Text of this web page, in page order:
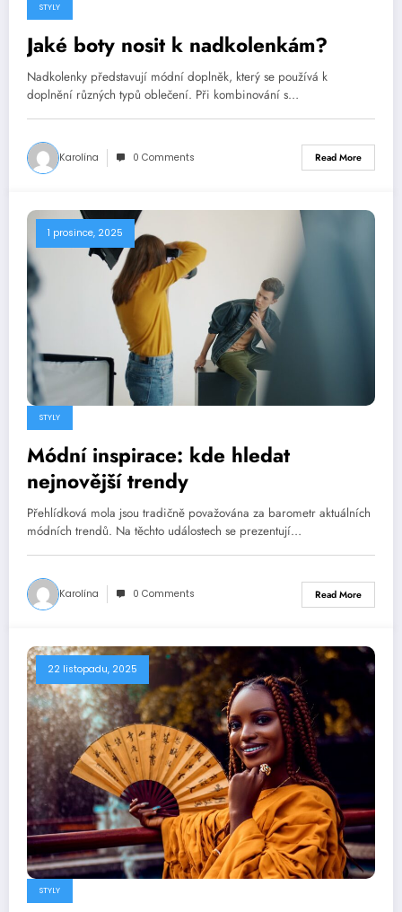
STYLY
Jaké boty nosit k nadkolenkám?
Nadkolenky představují módní doplněk, který se používá k
doplnění různých typů oblečení. Při kombinování s…
Karolína 0 Comments Read More
1 prosince, 2025
STYLY
Módní inspirace: kde hledat
nejnovější trendy
Přehlídková mola jsou tradičně považována za barometr aktuálních
módních trendů. Na těchto událostech se prezentují…
Karolína 0 Comments Read More
22 listopadu, 2025
STYLY